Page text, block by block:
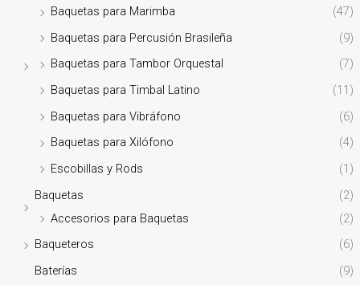
Baquetas para Marimba
(47)
Baquetas para Percusión Brasileña
(9)
Baquetas para Tambor Orquestal
(7)
Baquetas para Timbal Latino
(11)
Baquetas para Vibráfono
(6)
Baquetas para Xilófono
(4)
Escobillas y Rods
(1)
Baquetas
(2)
Accesorios para Baquetas
(2)
Baqueteros
(6)
Baterías
(9)